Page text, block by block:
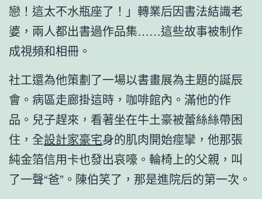
戀！這太不水瓶座了！」轉業后因書法結識老
婆，兩人都出書過作品集……這些故事被制作
成視頻和相冊。
社工還為他策劃了一場以書畫展為主題的誕辰
會。病區走廊掛這時，咖啡館內。滿他的作
品。兒子趕來，看著坐在牛土豪被蕾絲絲帶困
住，全設計家豪宅身的肌肉開始痙攣，他那張
純金箔信用卡也發出哀嚎。輪椅上的父親，叫
了一聲“爸”。陳伯笑了，那是進院后的第一次。